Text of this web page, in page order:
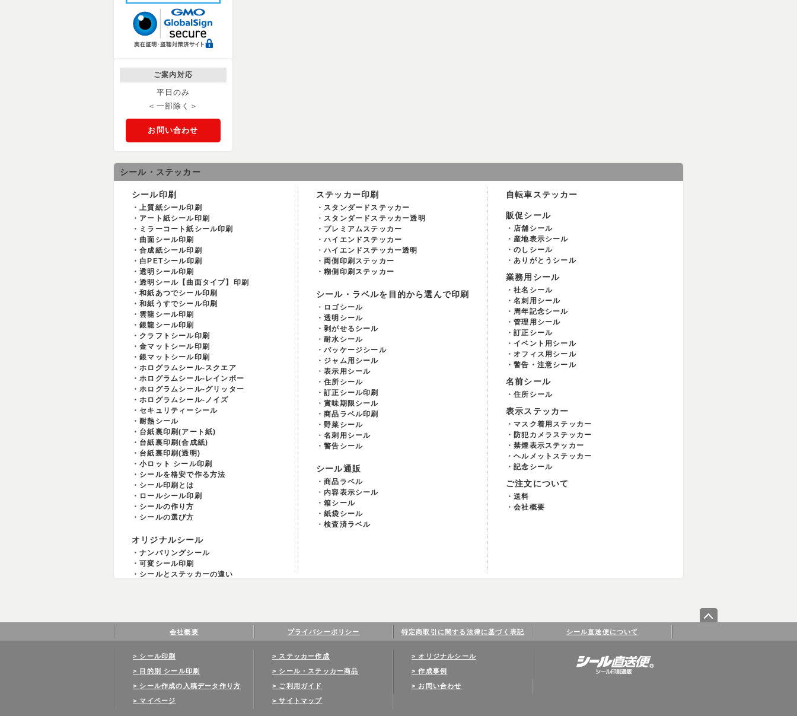
ご案内対応
平日のみ
＜一部除く＞
お問い合わせ
シール・ステッカー
シール印刷
上質紙シール印刷
アート紙シール印刷
ミラーコート紙シール印刷
曲面シール印刷
合成紙シール印刷
白PETシール印刷
透明シール印刷
透明シール【曲面タイプ】印刷
和紙あつでシール印刷
和紙うすでシール印刷
雲龍シール印刷
銀龍シール印刷
クラフトシール印刷
金マットシール印刷
銀マットシール印刷
ホログラムシール-スクエア
ホログラムシール-レインボー
ホログラムシール-グリッター
ホログラムシール-ノイズ
セキュリティーシール
耐熱シール
台紙裏印刷(アート紙)
台紙裏印刷(合成紙)
台紙裏印刷(透明)
小ロット シール印刷
シールを格安で作る方法
シール印刷とは
ロールシール印刷
シールの作り方
シールの選び方
オリジナルシール
ナンバリングシール
可変シール印刷
シールとステッカーの違い
ステッカー印刷
スタンダードステッカー
スタンダードステッカー透明
プレミアムステッカー
ハイエンドステッカー
ハイエンドステッカー透明
両側印刷ステッカー
糊側印刷ステッカー
シール・ラベルを目的から選んで印刷
ロゴシール
透明シール
剥がせるシール
耐水シール
パッケージシール
ジャム用シール
表示用シール
住所シール
訂正シール印刷
賞味期限シール
商品ラベル印刷
野菜シール
名刺用シール
警告シール
シール通販
商品ラベル
内容表示シール
箱シール
紙袋シール
検査済ラベル
自転車ステッカー
販促シール
店舗シール
産地表示シール
のしシール
ありがとうシール
業務用シール
社名シール
名刺用シール
周年記念シール
管理用シール
訂正シール
イベント用シール
オフィス用シール
警告・注意シール
名前シール
住所シール
表示ステッカー
マスク着用ステッカー
防犯カメラステッカー
禁煙表示ステッカー
ヘルメットステッカー
記念シール
ご注文について
送料
会社概要
会社概要 プライバシーポリシー 特定商取引に関する法律に基づく表記 シール直送便について
シール印刷
目的別 シール印刷
シール作成の入稿データ作り方
マイページ
ステッカー作成
シール・ステッカー商品
ご利用ガイド
サイトマップ
オリジナルシール
作成事例
お問い合わせ